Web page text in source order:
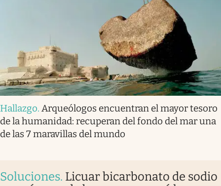
Hallazgo. Arqueólogos encuentran el mayor tesoro
de la humanidad: recuperan del fondo del mar una
de las 7 maravillas del mundo
Soluciones. Licuar bicarbonato de sodio